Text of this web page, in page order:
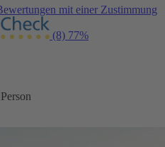
mit einer Zustimmung
(8) 77%